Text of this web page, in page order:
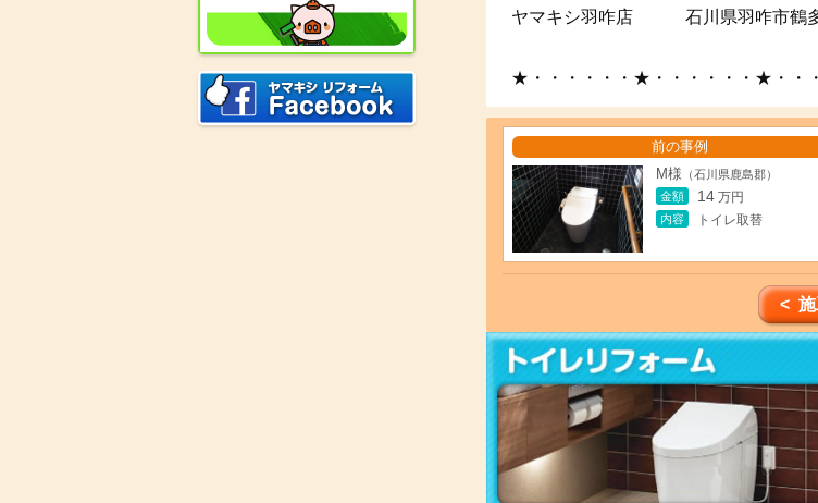
ヤマキシ羽咋店 石川県羽咋市鶴多
★・・・・・・★・・・・・・★・・
前の事例
M様 （石川県鹿島郡）
金額
14 万円
内容
トイレ取替
< 施